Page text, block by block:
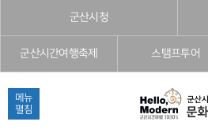
군산시청
군산시간여행축제 스탬프투어
메뉴
펼침